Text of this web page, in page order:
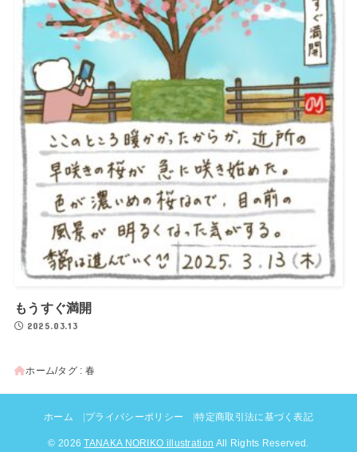
もうすぐ満開
2025.03.13
ホーム タグ : 春
ホーム プライバシーポリシー 特定商取引法に基づく表記
© 2026TANAKA NORIKO illustration All Rights Reserved.